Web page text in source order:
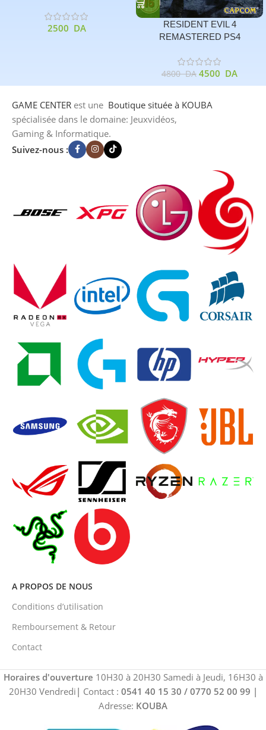
2500 DA
RESIDENT EVIL 4
REMASTERED PS4
4800DA 4500 DA
GAME CENTER est une Boutique située à KOUBA
spécialisée dans le domaine: Jeuxvidéos,
Gaming & Informatique.
Suivez-nous :
A PROPOS DE NOUS
Conditions d’utilisation
Remboursement & Retour
Contact
Horaires d'ouverture 10H30 à 20H30 Samedi à Jeudi, 16H30 à
20H30 Vendredi | Contact : 0541 40 15 30 / 0770 52 00 99 |
Adresse: KOUBA